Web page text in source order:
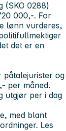
(SKO 0288)
000,-. For
lønn vurderes,
det er en
påtalejurister og
per måned.
utgjør per i dag
med blant
Les